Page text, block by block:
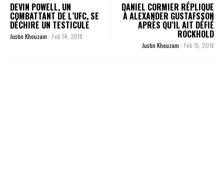
DEVIN POWELL, UN
COMBATTANT DE L’UFC, SE
DÉCHIRE UN TESTICULE
Justin Khouzam - Feb 14, 2018
DANIEL CORMIER RÉPLIQUE
À ALEXANDER GUSTAFSSON
APRÈS QU’IL AIT DÉFIÉ
ROCKHOLD
Justin Khouzam - Feb 15, 2018